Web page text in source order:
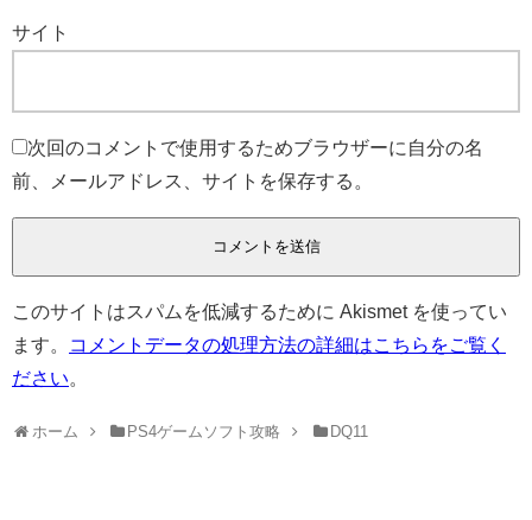
サイト
次回のコメントで使用するためブラウザーに自分の名
前、メールアドレス、サイトを保存する。
このサイトはスパムを低減するために Akismet を使ってい
ます。
コメントデータの処理方法の詳細はこちらをご覧く
ださい。
ホーム PS4ゲームソフト攻略 DQ11